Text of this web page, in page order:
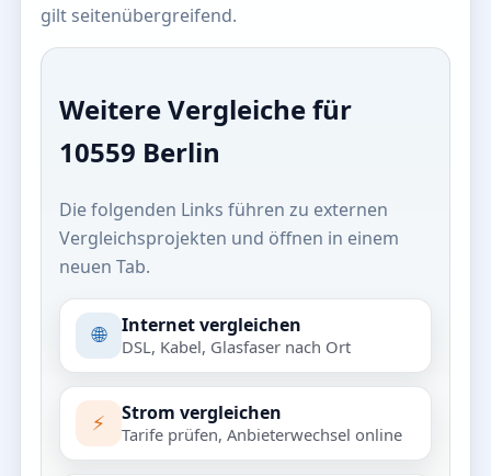
gilt seitenübergreifend.
Weitere Vergleiche für
10559 Berlin
Die folgenden Links führen zu externen
Vergleichsprojekten und öffnen in einem
neuen Tab.
🌐 Internet vergleichen
DSL, Kabel, Glasfaser nach Ort
⚡ Strom vergleichen
Tarife prüfen, Anbieterwechsel online